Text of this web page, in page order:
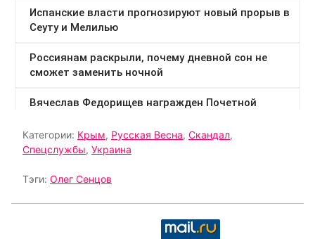
Категории: Крым, Русская Весна, Скандал,
Спецслужбы, Украина
Тэги: Олег Сенцов